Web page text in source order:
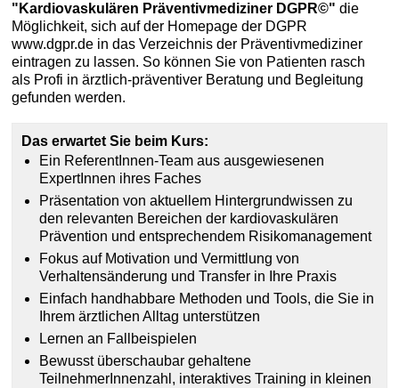
"Kardiovaskulären Präventivmediziner DGPR©" die
Möglichkeit, sich auf der Homepage der DGPR
www.dgpr.de in das Verzeichnis der Präventivmediziner
eintragen zu lassen. So können Sie von Patienten rasch
als Profi in ärztlich-präventiver Beratung und Begleitung
gefunden werden.
Das erwartet Sie beim Kurs:
Ein ReferentInnen-Team aus ausgewiesenen
ExpertInnen ihres Faches
Präsentation von aktuellem Hintergrundwissen zu
den relevanten Bereichen der kardiovaskulären
Prävention und entsprechendem Risikomanagement
Fokus auf Motivation und Vermittlung von
Verhaltensänderung und Transfer in Ihre Praxis
Einfach handhabbare Methoden und Tools, die Sie in
Ihrem ärztlichen Alltag unterstützen
Lernen an Fallbeispielen
Bewusst überschaubar gehaltene
TeilnehmerInnenzahl, interaktives Training in kleinen